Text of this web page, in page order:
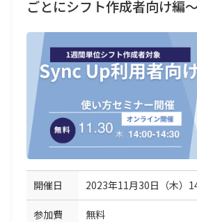
ごとにシフト作成者向け編～
開催日 2023年11月30日（木）
参加費
無料